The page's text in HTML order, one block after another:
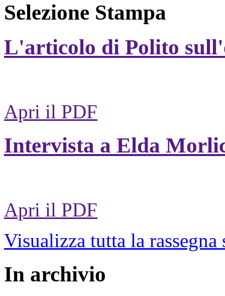
Selezione Stampa
L'articolo di Polito
Apri il PDF
Intervista a Elda
Apri il PDF
Visualizza tutta la rassegna
In archivio